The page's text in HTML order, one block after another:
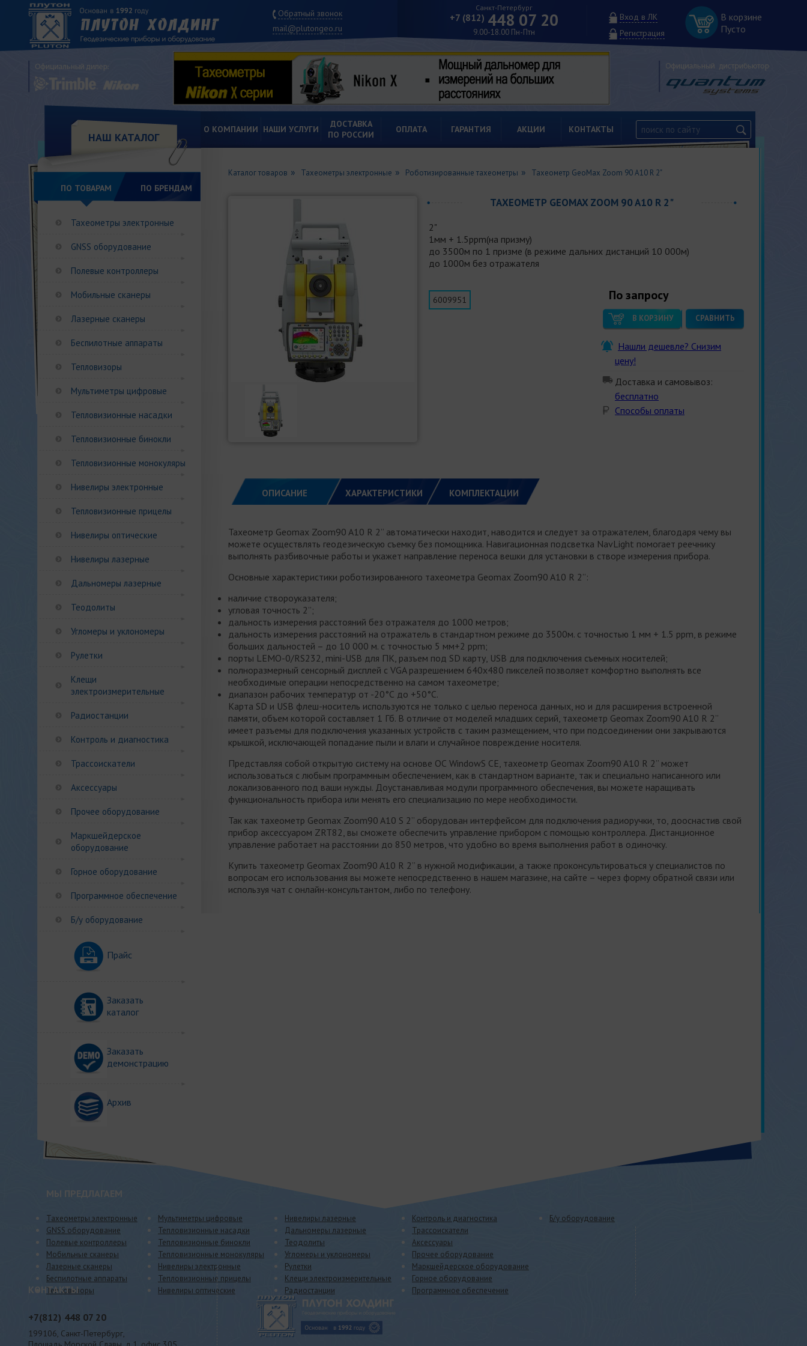
Обратный звонок
mail@plutongeo.ru
Санкт-Петербург
+7 (812) 448 07 20
9.00-18.00 Пн-Птн
Вход в ЛК
Регистрация
В корзине
Пусто
НАШ КАТАЛОГ
О КОМПАНИИ НАШИ УСЛУГИ
ДОСТАВКА
ПО РОССИИ
ОПЛАТА ГАРАНТИЯ АКЦИИ КОНТАКТЫ
ПО ТОВАРАМ ПО БРЕНДАМ
Тахеометры электронные
GNSS оборудование
Полевые контроллеры
Мобильные сканеры
Лазерные сканеры
Беспилотные аппараты
Тепловизоры
Мультиметры цифровые
Тепловизионные насадки
Тепловизионные бинокли
Тепловизионные монокуляры
Нивелиры электронные
Тепловизионные прицелы
Нивелиры оптические
Нивелиры лазерные
Дальномеры лазерные
Теодолиты
Угломеры и уклономеры
Рулетки
Клещи
электроизмерительные
Радиостанции
Контроль и диагностика
Трассоискатели
Аксессуары
Прочее оборудование
Маркшейдерское
оборудование
Горное оборудование
Программное обеспечение
Б/у оборудование
Прайс
Заказать
каталог
Заказать
демонстрацию
Архив
Каталог товаров Тахеометры электронные Роботизированные тахеометры Тахеометр GeoMax Zoom 90 A10 R 2"
ТАХЕОМЕТР GEOMAX ZOOM 90 A10 R 2"
2"
1мм + 1.5ppm(на призму)
до 3500м по 1 призме (в режиме дальних дистанций 10 000м)
до 1000м без отражателя
По запросу
В КОРЗИНУ СРАВНИТЬ
Нашли дешевле? Снизим
цену!
Доставка и самовывоз:
бесплатно
Способы оплаты
6009951
ОПИСАНИЕ ХАРАКТЕРИСТИКИ КОМПЛЕКТАЦИИ
Тахеометр Geomax Zoom90 A10 R 2” автоматически находит, наводится и следует за отражателем, благодаря чему вы
можете осуществлять геодезическую съемку без помощника. Навигационная подсветка NavLight помогает реечнику
выполнять разбивочные работы и укажет направление переноса вешки для установки в створе измерения прибора.
Основные характеристики роботизированного тахеометра Geomax Zoom90 A10 R 2”:
наличие створоуказателя;
угловая точность 2”;
дальность измерения расстояний без отражателя до 1000 метров;
дальность измерения расстояний на отражатель в стандартном режиме до 3500м. с точностью 1 мм + 1.5 ppm, в режиме
больших дальностей – до 10 000 м. с точностью 5 мм+2 ppm;
порты LEMO-0/RS232, mini-USB для ПК, разъем под SD карту, USB для подключения съемных носителей;
полноразмерный сенсорный дисплей с VGA разрешением 640x480 пикселей позволяет комфортно выполнять все
необходимые операции непосредственно на самом тахеометре;
диапазон рабочих температур от -20°С до +50°С.
Карта SD и USB флеш-носитель используются не только с целью переноса данных, но и для расширения встроенной
памяти, объем которой составляет 1 Гб. В отличие от моделей младших серий, тахеометр Geomax Zoom90 A10 R 2”
имеет разъемы для подключения указанных устройств с таким размещением, что при подсоединении они закрываются
крышкой, исключающей попадание пыли и влаги и случайное повреждение носителя.
Представляя собой открытую систему на основе ОС WindowS CE, тахеометр Geomax Zoom90 A10 R 2” может
использоваться с любым программным обеспечением, как в стандартном варианте, так и специально написанного или
локализованного под ваши нужды. Доустанавливая модули программного обеспечения, вы можете наращивать
функциональность прибора или менять его специализацию по мере необходимости.
Так как тахеометр Geomax Zoom90 A10 S 2” оборудован интерфейсом для подключения радиоручки, то, дооснастив свой
прибор аксессуаром ZRT82, вы сможете обеспечить управление прибором с помощью контроллера. Дистанционное
управление работает на расстоянии до 850 метров, что удобно во время выполнения работ в одиночку.
Купить тахеометр Geomax Zoom90 A10 R 2” в нужной модификации, а также проконсультироваться у специалистов по
вопросам его использования вы можете непосредственно в нашем магазине, на сайте – через форму обратной связи или
используя чат с онлайн-консультантом, либо по телефону.
МЫ ПРЕДЛАГАЕМ
Тахеометры электронные
GNSS оборудование
Полевые контроллеры
Мобильные сканеры
Лазерные сканеры
Беспилотные аппараты
Тепловизоры
Мультиметры цифровые
Тепловизионные насадки
Тепловизионные бинокли
Тепловизионные монокуляры
Нивелиры электронные
Тепловизионные прицелы
Нивелиры оптические
Нивелиры лазерные
Дальномеры лазерные
Теодолиты
Угломеры и уклономеры
Рулетки
Клещи электроизмерительные
Радиостанции
Контроль и диагностика
Трассоискатели
Аксессуары
Прочее оборудование
Маркшейдерское оборудование
Горное оборудование
Программное обеспечение
Б/у оборудование
КОНТАКТЫ
+7(812) 448 07 20
199106, Санкт-Петербург,